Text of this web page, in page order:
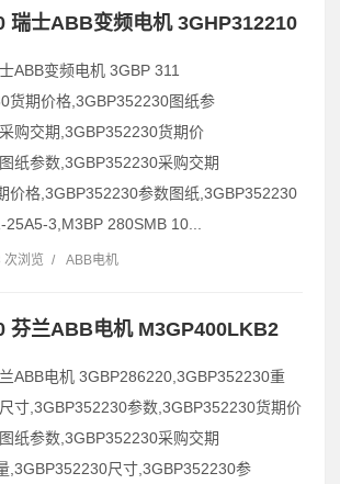
瑞士ABB变频电机 3GHP312210
ABB变频电机 3GBP 311
货期价格,3GBP352230图纸参
购交期,3GBP352230货期价
纸参数,3GBP352230采购交期
价格,3GBP352230参数图纸,3GBP352230
3,M3BP 280SMB 10...
次浏览 / ABB电机
芬兰ABB电机 M3GP400LKB2
ABB电机 3GBP286220,3GBP352230重
寸,3GBP352230参数,3GBP352230货期价
纸参数,3GBP352230采购交期
,3GBP352230尺寸,3GBP352230参